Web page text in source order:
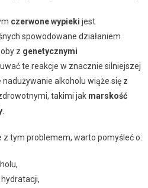
czerwone wypieki jest
spowodowane działaniem
z genetycznymi
te reakcje w znacznie silniejszej
nadużywanie alkoholu wiąże się z
takimi jak marskość
.
tym problemem, warto pomyśleć o: